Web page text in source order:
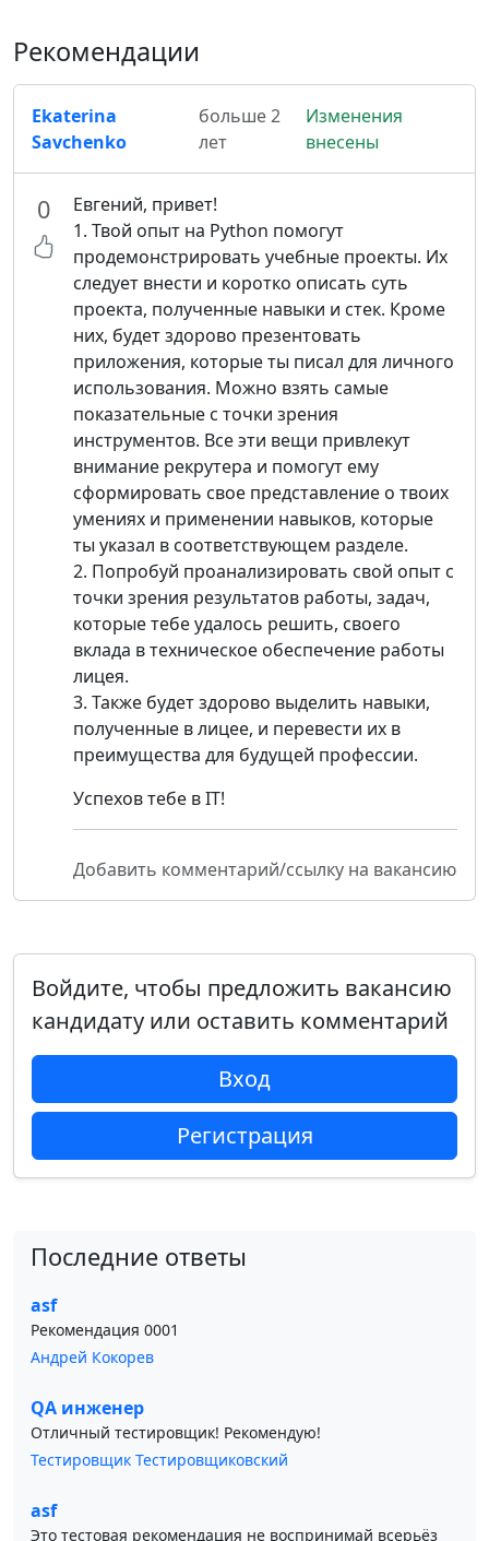
Рекомендации
Ekaterina
Savchenko
больше 2
лет
Изменения
внесены
0
Евгений, привет!
1. Твой опыт на Python помогут
продемонстрировать учебные проекты. Их
следует внести и коротко описать суть
проекта, полученные навыки и стек. Кроме
них, будет здорово презентовать
приложения, которые ты писал для личного
использования. Можно взять самые
показательные с точки зрения
инструментов. Все эти вещи привлекут
внимание рекрутера и помогут ему
сформировать свое представление о твоих
умениях и применении навыков, которые
ты указал в соответствующем разделе.
2. Попробуй проанализировать свой опыт с
точки зрения результатов работы, задач,
которые тебе удалось решить, своего
вклада в техническое обеспечение работы
лицея.
3. Также будет здорово выделить навыки,
полученные в лицее, и перевести их в
преимущества для будущей профессии.
Успехов тебе в IT!
Добавить комментарий/ссылку на вакансию
Войдите, чтобы предложить вакансию
кандидату или оставить комментарий
Вход
Регистрация
Последние ответы
asf
Рекомендация 0001
Андрей Кокорев
QA инженер
Отличный тестировщик! Рекомендую!
Тестировщик Тестировщиковский
asf
Это тестовая рекомендация не воспринимай всерьёз